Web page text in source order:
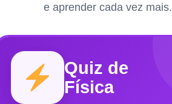
e aprender cada vez mais.
Quiz de
Física